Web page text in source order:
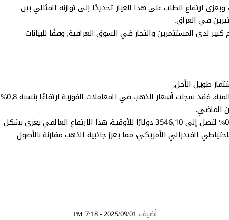
بتعاملات اليوم السابق، ويعزى ارتفاع الطلب على هذا العيار تحديدًا إلى توازنه المثالي بين
في العراق.
ذات وزن 1 كيلوغرام من عيار 24 محور اهتمام كبير لدى المستثمرين والتجار في السوق العراقية, وفقًا للبيانات
طويل الأجل,
وتأثرت أسعار الذهب في العراق بشكل كبير بالتحركات في الأسواق العالمية، فقد سجلت أسعار الذهب في المعاملات الفورية ارتفاعًا بنسبة 0,8%
كما ارتفعت العقود الآجلة الأمريكية لتسليم شهر كانون الثاني بنسبة 0,9% لتصل إلى 3546,10 دولارًا للأوقية، هذا الارتفاع العالمي يعزى بشكل
الفيدرالي الأمريكي، مما يعزز جاذبية الذهب مقارنة بالأصول
أضيف 2025/09/01 - 7:18 PM